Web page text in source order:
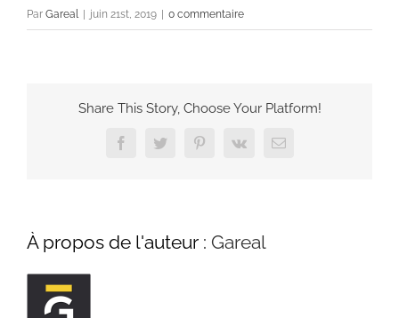
Par Gareal juin 21st, 2019 0 commentaire
Share This Story, Choose Your Platform!
FacebookTwitterPinterest
Vk Email
À propos de l'auteur : Gareal